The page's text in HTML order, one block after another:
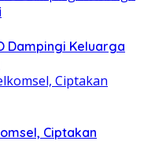
Dampingi Keluarga
Ciptakan